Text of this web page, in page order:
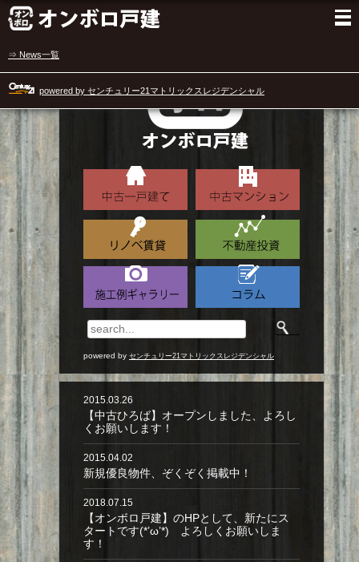
⇒ News一覧
powered by センチュリー21マトリックスレジデンシャル
powered by センチュリー21マトリックスレジデンシャル
2015.03.26
【中古ひろば】オープンしました、よろし
くお願いします！
2015.04.02
新規優良物件、ぞくぞく掲載中！
2018.07.15
【オンボロ戸建】のHPとして、新たにス
タートです(*’ω’*) よろしくお願いしま
す！